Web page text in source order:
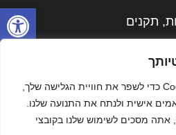
פתח
אנו משתמשים בקובצי Cookie כדי לשפר את חוויית הגלישה שלך,
אישית ולנתח את התנועה שלנו.
אתה מסכים לשימוש שלנו בקובצי
תקנים
מתקדמות